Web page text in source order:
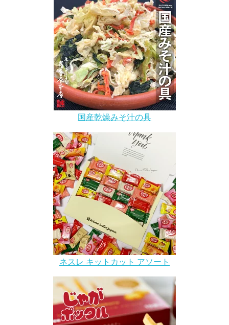
国産乾燥みそ汁の具
ネスレ キットカット アソート